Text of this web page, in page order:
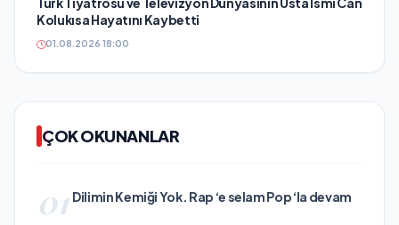
Kolukısa Hayatını Kaybetti
01.08.2026 18:00
ÇOK OKUNANLAR
01 Dilimin Kemiği Yok. Rap ‘e selam Pop ‘la devam